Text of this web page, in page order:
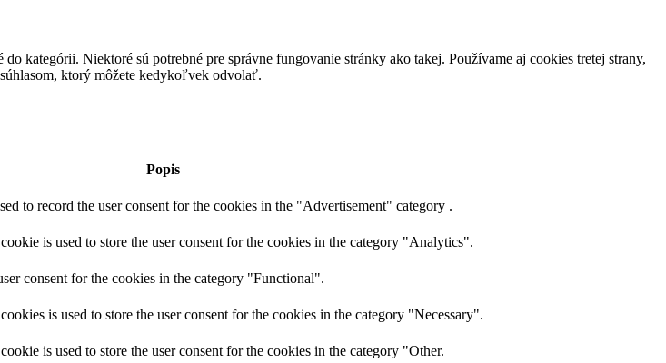
kategórii. Niektoré sú potrebné pre správne fungovanie stránky ako takej. Používame aj cookies tretej strany,
ktorý môžete kedykoľvek odvolať.
Popis
to record the user consent for the cookies in the "Advertisement" category .
is used to store the user consent for the cookies in the category "Analytics".
consent for the cookies in the category "Functional".
is used to store the user consent for the cookies in the category "Necessary".
is used to store the user consent for the cookies in the category "Other.